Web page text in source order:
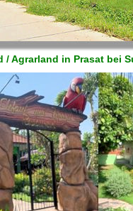
/ Agrarland in Prasat bei